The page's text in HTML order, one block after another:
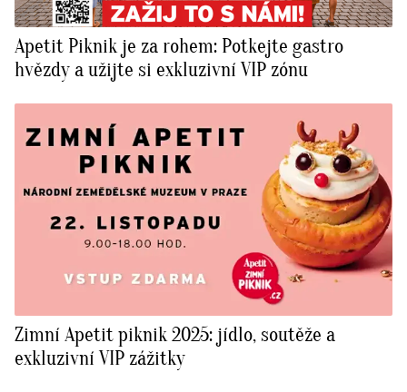
Apetit Piknik je za rohem: Potkejte gastro
hvězdy a užijte si exkluzivní VIP zónu
Zimní Apetit piknik 2025: jídlo, soutěže a
exkluzivní VIP zážitky